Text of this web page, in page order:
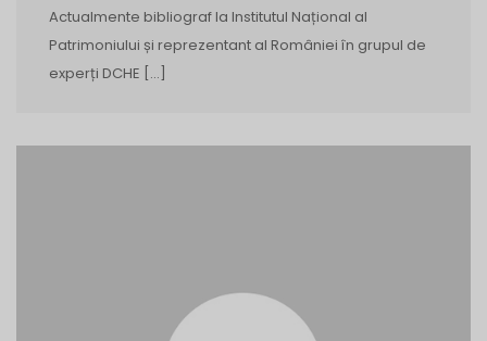
Actualmente bibliograf la Institutul Național al
Patrimoniului și reprezentant al României în grupul de
experți DCHE […]